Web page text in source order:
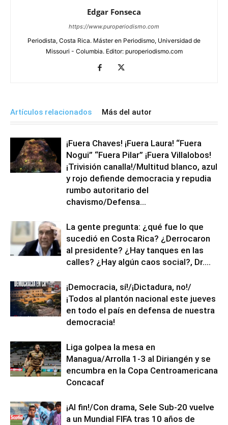
Edgar Fonseca
https://www.puroperiodismo.com
Periodista, Costa Rica. Máster en Periodismo, Universidad de
Missouri - Columbia. Editor: puroperiodismo.com
Artículos relacionados Más del autor
¡Fuera Chaves! ¡Fuera Laura! “Fuera
Nogui” “Fuera Pilar” ¡Fuera Villalobos!
¡Trivisión canalla!/Multitud blanco, azul
y rojo defiende democracia y repudia
rumbo autoritario del
chavismo/Defensa...
La gente pregunta: ¿qué fue lo que
sucedió en Costa Rica? ¿Derrocaron
al presidente? ¿Hay tanques en las
calles? ¿Hay algún caos social?, Dr....
¡Democracia, sí!/¡Dictadura, no!/
¡Todos al plantón nacional este jueves
en todo el país en defensa de nuestra
democracia!
Liga golpea la mesa en
Managua/Arrolla 1-3 al Diriangén y se
encumbra en la Copa Centroamericana
Concacaf
¡Al fin!/Con drama, Sele Sub-20 vuelve
a un Mundial FIFA tras 10 años de